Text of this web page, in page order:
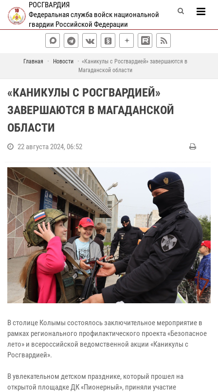
РОСГВАРДИЯ
Федеральная служба войск национальной
гвардии Российской Федерации
Главная Новости
«Каникулы с Росгвардией» завершаются в
Магаданской области
«КАНИКУЛЫ С РОСГВАРДИЕЙ»
ЗАВЕРШАЮТСЯ В МАГАДАНСКОЙ
ОБЛАСТИ
22 августа 2024, 06:52
В столице Колымы состоялось заключительное мероприятие в
рамках регионального профилактического проекта «Безопасное
лето» и всероссийской ведомственной акции «Каникулы с
Росгвардией».
В увлекательном детском празднике, который прошел на
открытой площадке ДК «Пионерный», приняли участие